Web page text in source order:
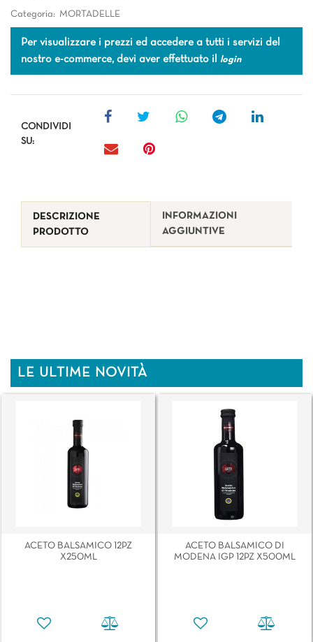
Categoria: MORTADELLE
Per visualizzare i prezzi ed accedere a tutti i servizi del
nostro e-commerce, devi aver effettuato il login
CONDIVIDI
SU:
DESCRIZIONE
PRODOTTO
INFORMAZIONI
AGGIUNTIVE
LE ULTIME NOVITÀ
ACETO BALSAMICO 12PZ
X250ML
ACETO BALSAMICO DI
MODENA IGP 12PZ X500ML